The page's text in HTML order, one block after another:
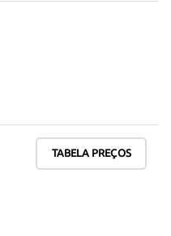
TABELA PREÇOS